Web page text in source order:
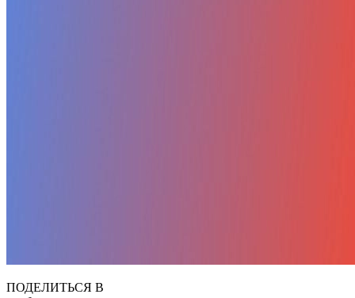
ПОДЕЛИТЬСЯ В